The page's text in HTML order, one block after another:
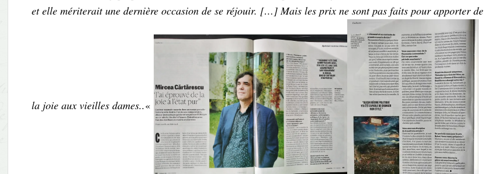
et elle mériterait une dernière occasion de se réjouir. […] Mais les prix ne sont pas faits pour apporter de
la joie aux vieilles dames..«